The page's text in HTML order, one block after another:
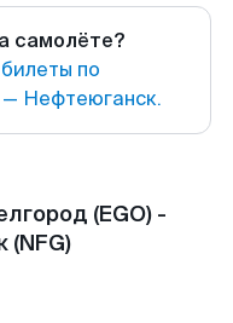
самолёте?
по
Нефтеюганск.
(EGO) -